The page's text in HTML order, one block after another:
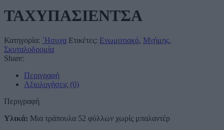
ΤΑΧΥΠΑΣΙΕΝΤΣΑ
Κατηγορία: ΄Ησυχα Ετικέτες: Ενωμοτιακό, Μνήμης,
Σκυταλοδρομία
Share:
Περιγραφή
Αξιολογήσεις (0)
Περιγραφή
Υλικά: Μια τράπουλα 52 φύλλων χωρίς μπαλαντέρ